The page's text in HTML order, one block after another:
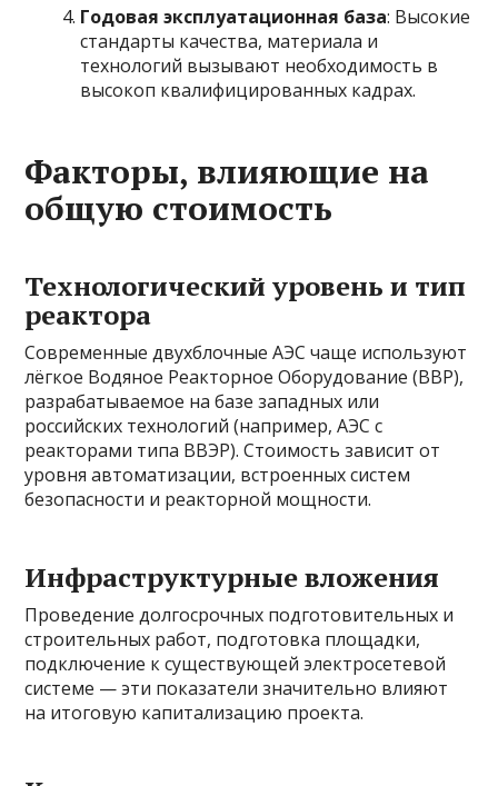
Годовая эксплуатационная база: Высокие
стандарты качества, материала и
технологий вызывают необходимость в
высокоп квалифицированных кадрах.
Факторы, влияющие на
общую стоимость
Технологический уровень и тип
реактора
Современные двухблочные АЭС чаще используют
лёгкое Водяное Реакторное Оборудование (ВВР),
разрабатываемое на базе западных или
российских технологий (например, АЭС с
реакторами типа ВВЭР). Стоимость зависит от
уровня автоматизации, встроенных систем
безопасности и реакторной мощности.
Инфраструктурные вложения
Проведение долгосрочных подготовительных и
строительных работ, подготовка площадки,
подключение к существующей электросетевой
системе — эти показатели значительно влияют
на итоговую капитализацию проекта.